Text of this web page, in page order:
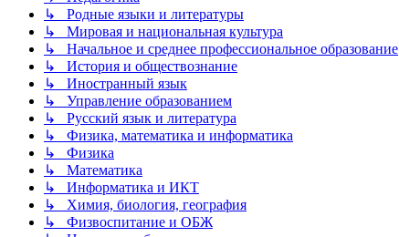
↳ Родные языки и литературы
↳ Мировая и национальная культура
↳ Начальное и среднее профессиональное образование
↳ История и обществознание
↳ Иностранный язык
↳ Управление образованием
↳ Русский язык и литература
↳ Физика, математика и информатика
↳ Физика
↳ Математика
↳ Информатика и ИКТ
↳ Химия, биология, география
↳ Физвоспитание и ОБЖ